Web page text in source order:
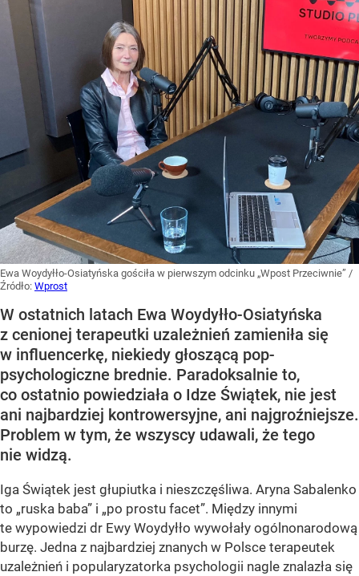
Ewa Woydyłło-Osiatyńska gościła w pierwszym odcinku „Wpost Przeciwnie” /
Źródło: Wprost
W ostatnich latach Ewa Woydyłło-Osiatyńska
z cenionej terapeutki uzależnień zamieniła się
w influencerkę, niekiedy głoszącą pop-
psychologiczne brednie. Paradoksalnie to,
co ostatnio powiedziała o Idze Świątek, nie jest
ani najbardziej kontrowersyjne, ani najgroźniejsze.
Problem w tym, że wszyscy udawali, że tego
nie widzą.
Iga Świątek jest głupiutka i nieszczęśliwa. Aryna Sabalenko
to „ruska baba” i „po prostu facet”. Między innymi
te wypowiedzi dr Ewy Woydyłło wywołały ogólnonarodową
burzę. Jedna z najbardziej znanych w Polsce terapeutek
uzależnień i popularyzatorka psychologii nagle znalazła się